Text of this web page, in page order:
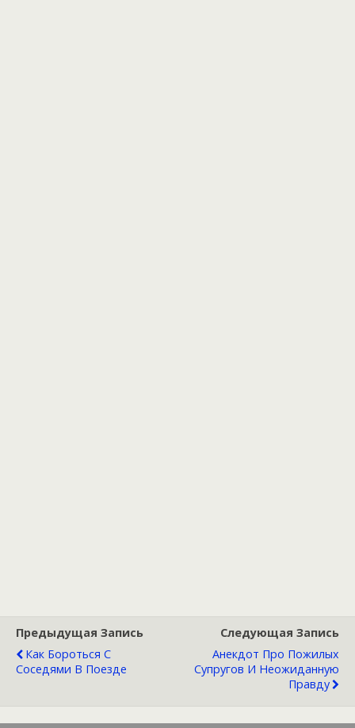
Предыдущая Запись
Как Бороться С
Соседями В Поезде
Следующая Запись
Анекдот Про Пожилых
Супругов И Неожиданную
Правду